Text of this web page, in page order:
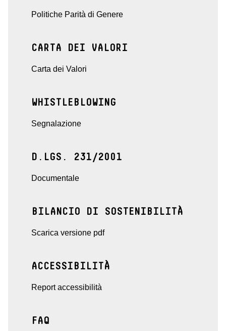
Politiche Parità di Genere
CARTA DEI VALORI
Carta dei Valori
WHISTLEBLOWING
Segnalazione
D.LGS. 231/2001
Documentale
BILANCIO DI SOSTENIBILITÀ
Scarica versione pdf
ACCESSIBILITÀ
Report accessibilità
FAQ